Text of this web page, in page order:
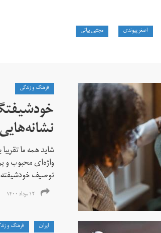
اصغر پیوندی مجتبی بیاتی
فرهنگ و زندگی
شاید همه ما
واژه‌ای محبوب و
توصیف
۱۲ مرداد ۱۴۰۰
ايران فرهنگ و